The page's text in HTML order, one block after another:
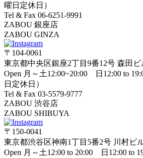
曜日定休日）
Tel & Fax 06-6251-9991
ZABOU 銀座店
ZABOU GINZA
〒104-0061
東京都中央区銀座2丁目9番12号 森田ビ
Open 月～土12:00~20:00 日12:00 to
日定休日）
Tel & Fax 03-5579-9777
ZABOU 渋谷店
ZABOU SHIBUYA
〒150-0041
東京都渋谷区神南1丁目5番2号 川村ビ
Open 月～土12:00 to 20:00 日12:00 to